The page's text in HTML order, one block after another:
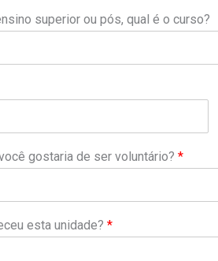
superior ou pós, qual é o curso?
gostaria de ser voluntário? *
esta unidade? *